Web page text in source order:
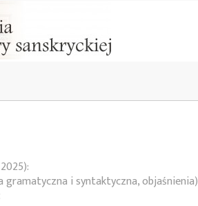
gramatyczna i syntaktyczna, objaśnienia)